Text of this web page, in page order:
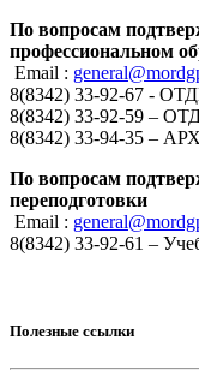
По вопросам
профессиональном
Email :
8(8342) 33-92-67 -
8(8342) 33-92-59 –
8(8342) 33-94-35 –
По вопросам
переподготовки
Email :
8(8342) 33-92-61 –
Полезные ссылки